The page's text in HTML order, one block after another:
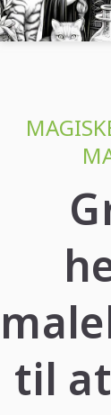
kreativ....
til